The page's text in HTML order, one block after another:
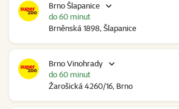
Brno Šlapanice
Brněnská 1898, Šlapanice
do 60 minut
Brno Vinohrady
Žarošická 4260/16, Brno
do 60 minut